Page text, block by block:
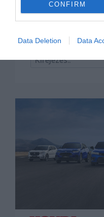
CONFIRM
Data Deletion Data
Ilyen lesz a